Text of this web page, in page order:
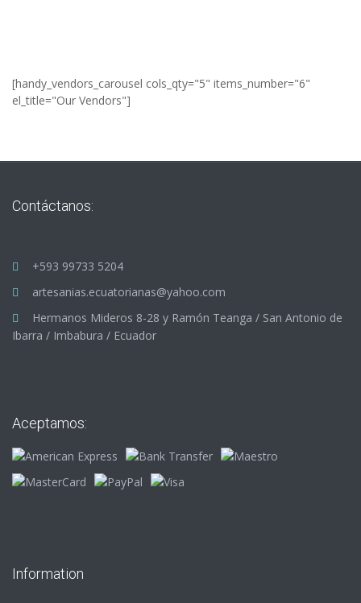
[handy_vendors_carousel cols_qty="5" items_number="6"
el_title="Our Vendors"]
Contáctanos:
+593 99733 5204
artesanias.ecuatorianas@yahoo.com
Hermanos Mideros 8-28 y Ramón Teanga / San Antonio de
Ibarra / Imbabura / Ecuador
Aceptamos:
Information